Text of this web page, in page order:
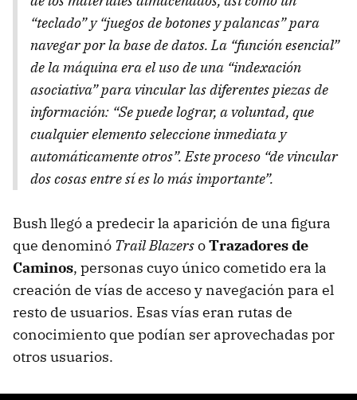
“teclado” y “juegos de botones y palancas” para
navegar por la base de datos. La “función esencial”
de la máquina era el uso de una “indexación
asociativa” para vincular las diferentes piezas de
información: “Se puede lograr, a voluntad, que
cualquier elemento seleccione inmediata y
automáticamente otros”. Este proceso “de vincular
dos cosas entre sí es lo más importante”.
Bush llegó a predecir la aparición de una figura
que denominó Trail BlazersoTrazadores de
Caminos, personas cuyo único cometido era la
creación de vías de acceso y navegación para el
resto de usuarios. Esas vías eran rutas de
conocimiento que podían ser aprovechadas por
otros usuarios.